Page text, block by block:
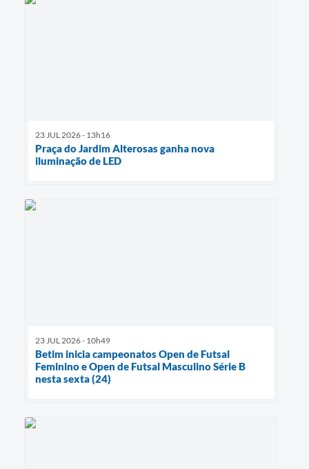
23 JUL 2026 - 13h16
Praça do Jardim Alterosas ganha nova
iluminação de LED
23 JUL 2026 - 10h49
Betim inicia campeonatos Open de Futsal
Feminino e Open de Futsal Masculino Série B
nesta sexta (24)